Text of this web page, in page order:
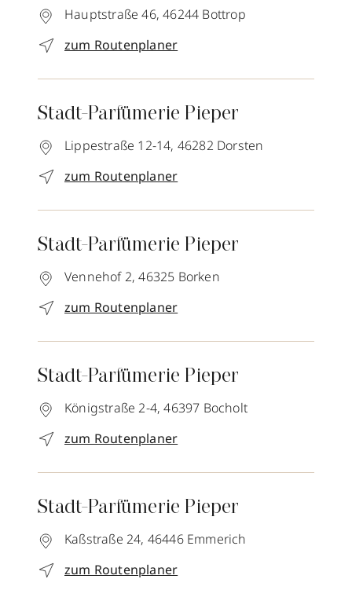
Hauptstraße 46, 46244 Bottrop
zum Routenplaner
Stadt-Parfümerie Pieper
Lippestraße 12-14, 46282 Dorsten
zum Routenplaner
Stadt-Parfümerie Pieper
Vennehof 2, 46325 Borken
zum Routenplaner
Stadt-Parfümerie Pieper
Königstraße 2-4, 46397 Bocholt
zum Routenplaner
Stadt-Parfümerie Pieper
Kaßstraße 24, 46446 Emmerich
zum Routenplaner